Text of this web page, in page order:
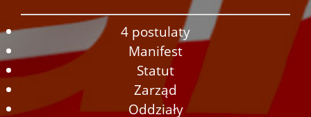
4 postulaty
Manifest
Statut
Zarząd
Oddziały